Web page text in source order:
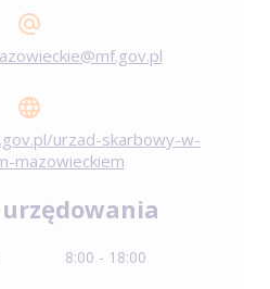
urzad-skarbowy-w-
mazowieckiem
8:00 - 18:00